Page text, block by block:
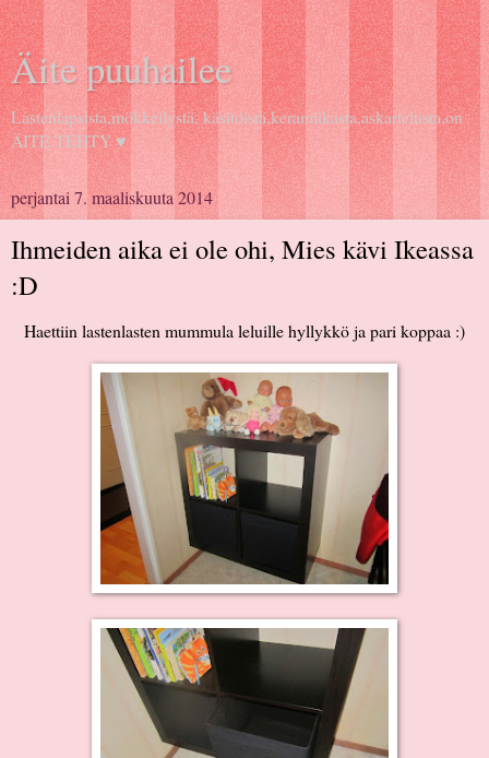
Äite puuhailee
Lastenlapsista,mökkeilystä, käsitöistä,keramiikasta,askartelusta,on
ÄITE TEHTY ♥
perjantai 7. maaliskuuta 2014
Ihmeiden aika ei ole ohi, Mies kävi Ikeassa
:D
Haettiin lastenlasten mummula leluille hyllykkö ja pari koppaa :)